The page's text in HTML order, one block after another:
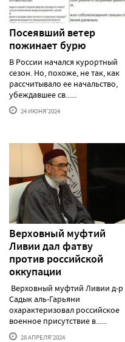
Посеявший ветер
пожинает бурю
В России начался курортный
сезон. Но, похоже, не так, как
рассчитывало ее начальство,
убеждавшее св......
24 ИЮНЯ'2024
Верховный муфтий
Ливии дал фатву
против российской
оккупации
Верховный муфтий Ливии д-р
Садык аль-Гарьяни
охарактеризовал российское
военное присутствие в......
28 АПРЕЛЯ'2024